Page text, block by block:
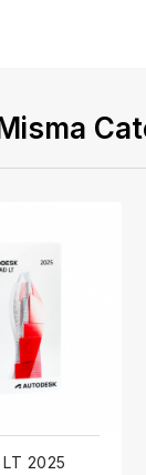
2025